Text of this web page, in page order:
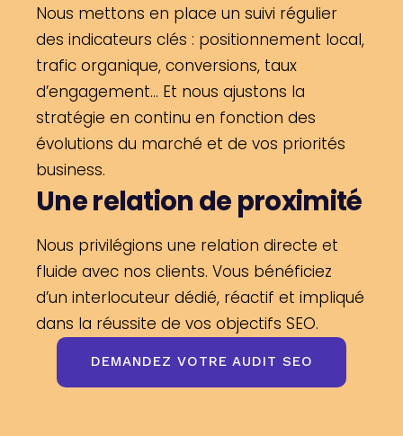
Nous mettons en place un suivi régulier
des indicateurs clés : positionnement local,
trafic organique, conversions, taux
d’engagement… Et nous ajustons la
stratégie en continu en fonction des
évolutions du marché et de vos priorités
business.
Une relation de proximité
Nous privilégions une relation directe et
fluide avec nos clients. Vous bénéficiez
d’un interlocuteur dédié, réactif et impliqué
dans la réussite de vos objectifs SEO.
DEMANDEZ VOTRE AUDIT SEO